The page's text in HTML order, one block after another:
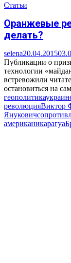
Статьи
Оранжевые
делать?
selena20.04.2015
Публикации о
технологии
встревожили
остановиться на
геополитика
революцияВиктор
Янукович
американикарагуа